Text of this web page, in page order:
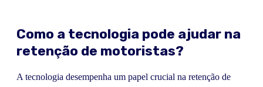
Como a tecnologia pode ajudar na
retenção de motoristas?
A tecnologia desempenha um papel crucial na retenção de